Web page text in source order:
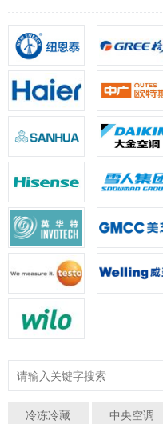
冷冻冷藏 中央空调